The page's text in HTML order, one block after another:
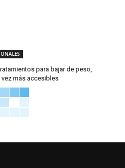
para bajar de peso,
vez más accesibles